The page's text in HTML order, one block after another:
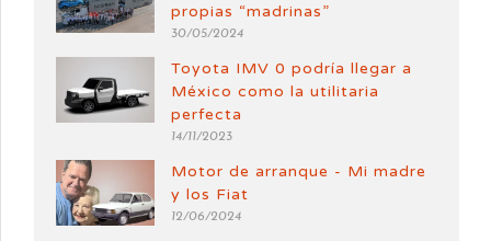
propias “madrinas”
30/05/2024
Toyota IMV 0 podría llegar a
México como la utilitaria
perfecta
14/11/2023
Motor de arranque - Mi madre
y los Fiat
12/06/2024